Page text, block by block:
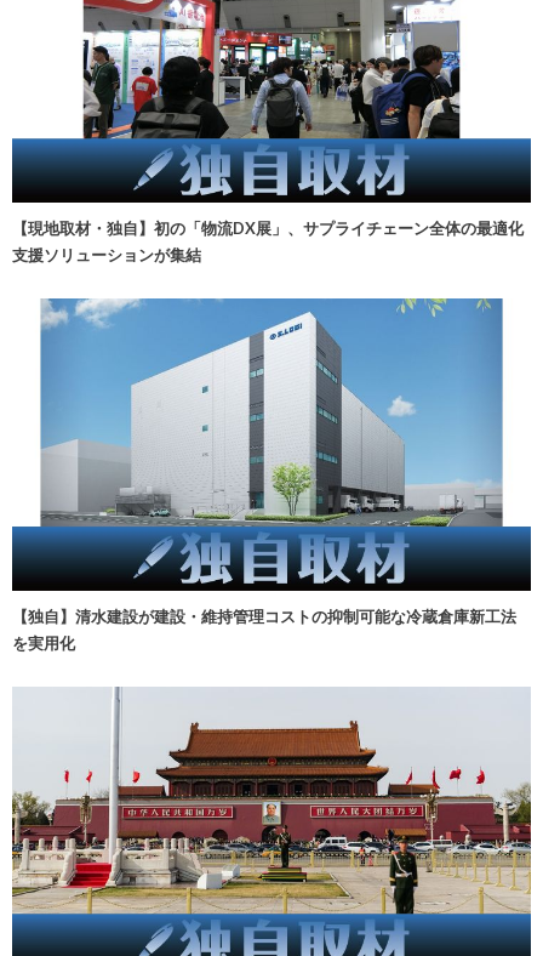
【現地取材・独自】初の「物流DX展」、サプライチェーン全体の最適化
支援ソリューションが集結
【独自】清水建設が建設・維持管理コストの抑制可能な冷蔵倉庫新工法
を実用化